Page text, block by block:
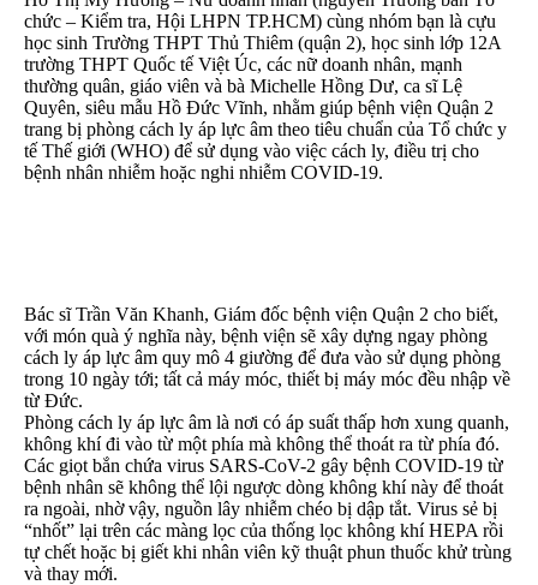
chức – Kiểm tra, Hội LHPN TP.HCM) cùng nhóm bạn là cựu
học sinh Trường THPT Thủ Thiêm (quận 2), học sinh lớp 12A
trường THPT Quốc tế Việt Úc, các nữ doanh nhân, mạnh
thường quân, giáo viên và bà Michelle Hồng Dư, ca sĩ Lệ
Quyên, siêu mẫu Hồ Đức Vĩnh, nhằm giúp bệnh viện Quận 2
trang bị phòng cách ly áp lực âm theo tiêu chuẩn của Tổ chức y
tế Thế giới (WHO) để sử dụng vào việc cách ly, điều trị cho
bệnh nhân nhiễm hoặc nghi nhiễm COVID-19.
Bác sĩ Trần Văn Khanh, Giám đốc bệnh viện Quận 2 cho biết,
với món quà ý nghĩa này, bệnh viện sẽ xây dựng ngay phòng
cách ly áp lực âm quy mô 4 giường để đưa vào sử dụng phòng
trong 10 ngày tới; tất cả máy móc, thiết bị máy móc đều nhập về
từ Đức.
Phòng cách ly áp lực âm là nơi có áp suất thấp hơn xung quanh,
không khí đi vào từ một phía mà không thể thoát ra từ phía đó.
Các giọt bắn chứa virus SARS-CoV-2 gây bệnh COVID-19 từ
bệnh nhân sẽ không thể lội ngược dòng không khí này để thoát
ra ngoài, nhờ vậy, nguồn lây nhiễm chéo bị dập tắt. Virus sẻ bị
“nhốt” lại trên các màng lọc của thống lọc không khí HEPA rồi
tự chết hoặc bị giết khi nhân viên kỹ thuật phun thuốc khử trùng
và thay mới.